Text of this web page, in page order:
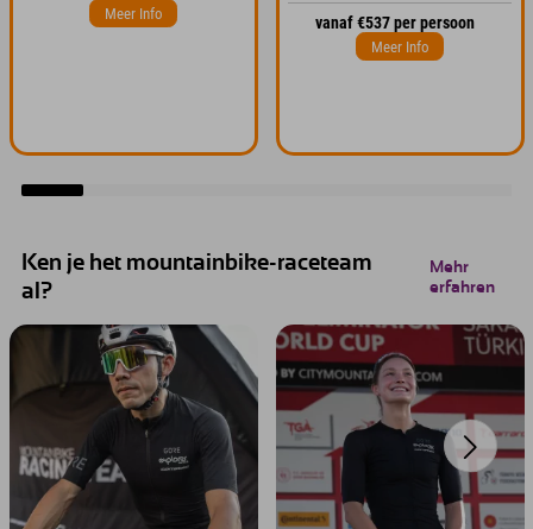
Meer Info vanaf €537 per persoon
Meer Info
Ken je het mountainbike-raceteam
al?
Mehr
erfahren